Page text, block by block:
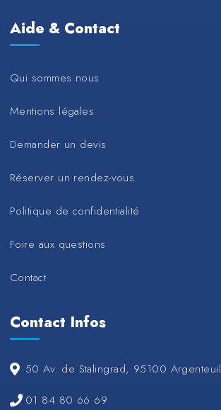
Aide & Contact
Qui sommes nous
Mentions légales
Demander un devis
Réserver un rendez-vous
Politique de confidentialité
Foire aux questions
Contact
Contact Infos
50 Av. de Stalingrad, 95100 Argenteuil
01 84 80 66 69